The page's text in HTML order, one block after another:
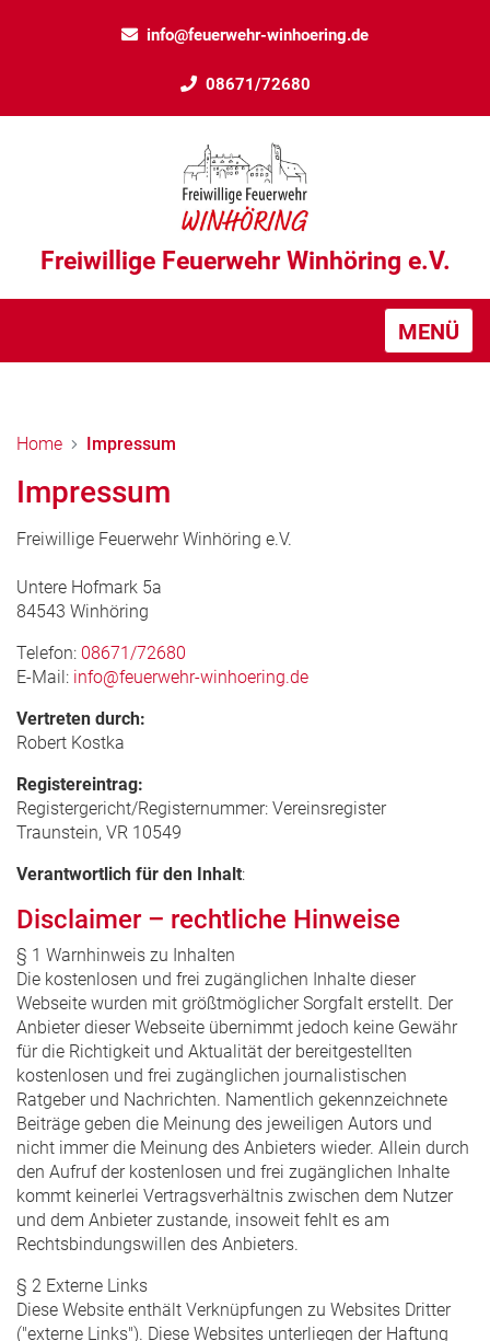
info@feuerwehr-winhoering.de
08671/72680
Freiwillige Feuerwehr Winhöring e.V.
MENÜ
Home Impressum
Impressum
Freiwillige Feuerwehr Winhöring e.V.
Untere Hofmark 5a
84543 Winhöring
Telefon: 08671/72680
E-Mail: info@feuerwehr-winhoering.de
Vertreten durch:
Robert Kostka
Registereintrag:
Registergericht/Registernummer: Vereinsregister
Traunstein, VR 10549
Verantwortlich für den Inhalt:
Disclaimer – rechtliche Hinweise
§ 1 Warnhinweis zu Inhalten
Die kostenlosen und frei zugänglichen Inhalte dieser
Webseite wurden mit größtmöglicher Sorgfalt erstellt. Der
Anbieter dieser Webseite übernimmt jedoch keine Gewähr
für die Richtigkeit und Aktualität der bereitgestellten
kostenlosen und frei zugänglichen journalistischen
Ratgeber und Nachrichten. Namentlich gekennzeichnete
Beiträge geben die Meinung des jeweiligen Autors und
nicht immer die Meinung des Anbieters wieder. Allein durch
den Aufruf der kostenlosen und frei zugänglichen Inhalte
kommt keinerlei Vertragsverhältnis zwischen dem Nutzer
und dem Anbieter zustande, insoweit fehlt es am
Rechtsbindungswillen des Anbieters.
§ 2 Externe Links
Diese Website enthält Verknüpfungen zu Websites Dritter
("externe Links"). Diese Websites unterliegen der Haftung